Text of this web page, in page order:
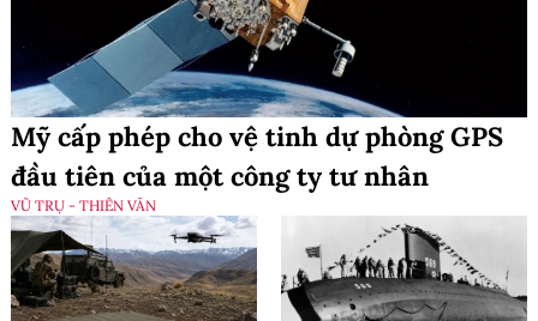
Mỹ cấp phép cho vệ tinh dự phòng GPS
đầu tiên của một công ty tư nhân
VŨ TRỤ - THIÊN VĂN